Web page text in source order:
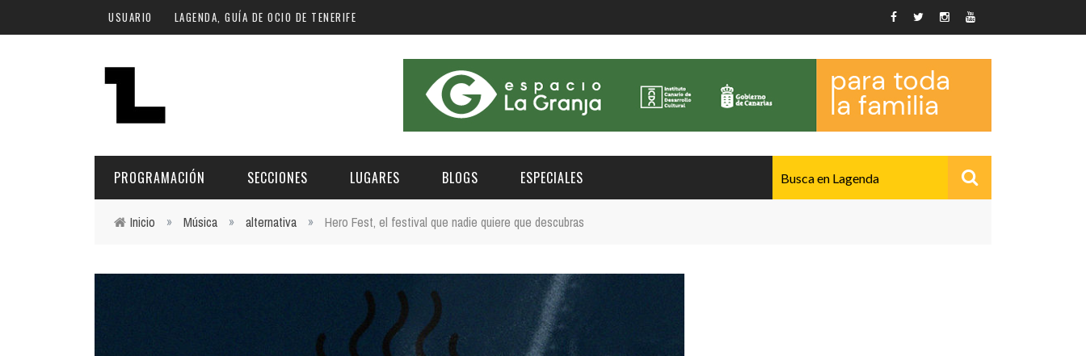
Pasar al contenido principal
USUARIO LAGENDA, GUÍA DE OCIO DE TENERIFE
PROGRAMACIÓN
Norte
Sur
SECCIONES LUGARES
ESPACIOS CULTURALES
BLOGS ESPECIALES
FESTIVAL TAGANANA 2026
TENERIFE PHE FESTIVAL 2026
XXVII VERANO DE CUENTO
Inicio » Música » alternativa » Hero Fest, el festival que nadie quiere que descubras